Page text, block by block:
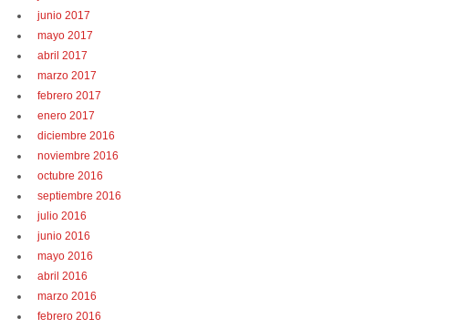
junio 2017
mayo 2017
abril 2017
marzo 2017
febrero 2017
enero 2017
diciembre 2016
noviembre 2016
octubre 2016
septiembre 2016
julio 2016
junio 2016
mayo 2016
abril 2016
marzo 2016
febrero 2016